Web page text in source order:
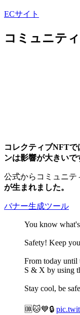
ECサイト
コミュニテ
コレクティブNFTで
ンは影響が大きいで
公式からコミュニテ
が生まれました。
バナー生成ツール
You know
Safety! Keep
From today until
S & X by using
Stay cool, be safe
🆒🐱💙🔒